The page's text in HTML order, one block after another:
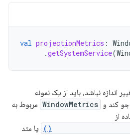
val projectionMetrics :
.getSystemService(
اندازه نباشد، باید از یک نمونه
کند و WindowMetrics مربوط به
از
یا متد